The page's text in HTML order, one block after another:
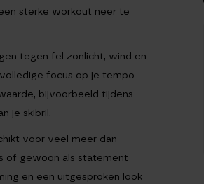
sterke workout neer te
tegen fel zonlicht, wind en
focus op je tempo
bijvoorbeeld tijdens
je skibril.
voor veel meer dan
of gewoon als statement
en een uitgesproken look